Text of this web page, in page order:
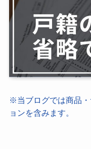
※当ブログでは商品
ョンを含みます。